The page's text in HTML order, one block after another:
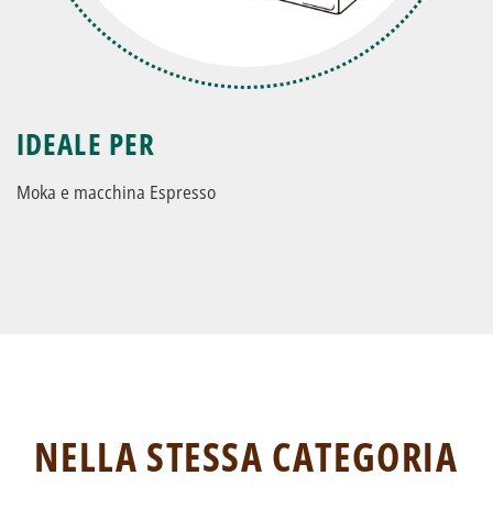
IDEALE PER
Moka e macchina Espresso
NELLA STESSA CATEGORIA